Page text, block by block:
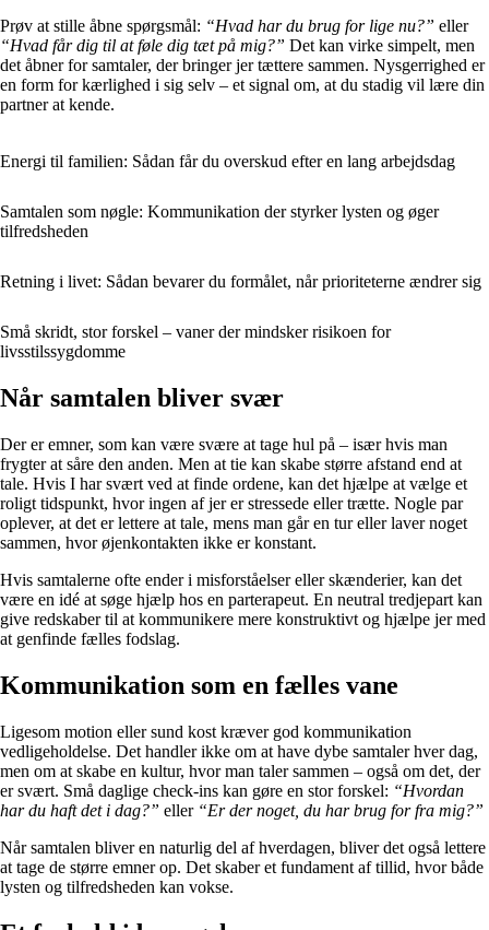
Prøv at stille åbne spørgsmål: “Hvad har du brug for lige nu?” eller
“Hvad får dig til at føle dig tæt på mig?” Det kan virke simpelt, men
det åbner for samtaler, der bringer jer tættere sammen. Nysgerrighed er
en form for kærlighed i sig selv – et signal om, at du stadig vil lære din
partner at kende.
Energi til familien: Sådan får du overskud efter en lang arbejdsdag
Samtalen som nøgle: Kommunikation der styrker lysten og øger
tilfredsheden
Retning i livet: Sådan bevarer du formålet, når prioriteterne ændrer sig
Små skridt, stor forskel – vaner der mindsker risikoen for
livsstilssygdomme
Når samtalen bliver svær
Der er emner, som kan være svære at tage hul på – især hvis man
frygter at såre den anden. Men at tie kan skabe større afstand end at
tale. Hvis I har svært ved at finde ordene, kan det hjælpe at vælge et
roligt tidspunkt, hvor ingen af jer er stressede eller trætte. Nogle par
oplever, at det er lettere at tale, mens man går en tur eller laver noget
sammen, hvor øjenkontakten ikke er konstant.
Hvis samtalerne ofte ender i misforståelser eller skænderier, kan det
være en idé at søge hjælp hos en parterapeut. En neutral tredjepart kan
give redskaber til at kommunikere mere konstruktivt og hjælpe jer med
at genfinde fælles fodslag.
Kommunikation som en fælles vane
Ligesom motion eller sund kost kræver god kommunikation
vedligeholdelse. Det handler ikke om at have dybe samtaler hver dag,
men om at skabe en kultur, hvor man taler sammen – også om det, der
er svært. Små daglige check-ins kan gøre en stor forskel: “Hvordan
har du haft det i dag?” eller “Er der noget, du har brug for fra mig?”
Når samtalen bliver en naturlig del af hverdagen, bliver det også lettere
at tage de større emner op. Det skaber et fundament af tillid, hvor både
lysten og tilfredsheden kan vokse.